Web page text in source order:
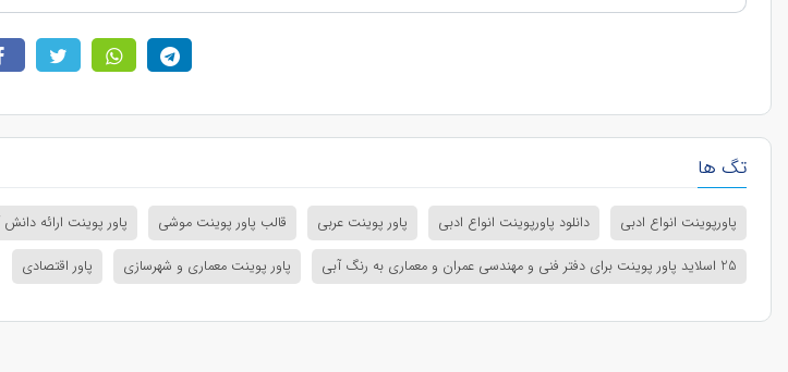
تگ ها
پاورپوینت انواع ادبی دانلود پاورپوینت انواع ادبی پاور پوینت عربی قالب پاور پوینت موشی پاور پوینت ارائه
25 اسلاید پاور پوینت برای دفتر فنی و مهندسی عمران و معماری به رنگ آبی
پاور پوینت معماری و شهرسازی پاور اقتصادی